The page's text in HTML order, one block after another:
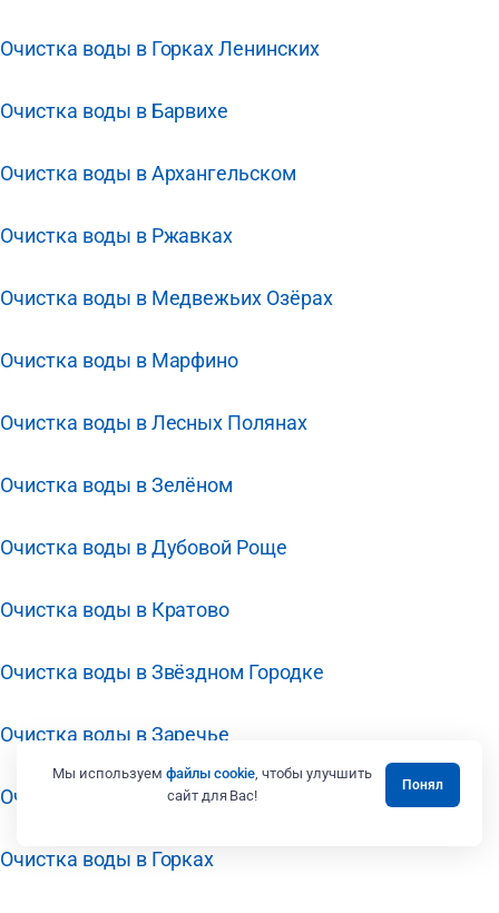
Очистка воды в Горках Ленинских
Очистка воды в Барвихе
Очистка воды в Архангельском
Очистка воды в Ржавках
Очистка воды в Медвежьих Озёрах
Очистка воды в Марфино
Очистка воды в Лесных Полянах
Очистка воды в Зелёном
Очистка воды в Дубовой Роще
Очистка воды в Кратово
Очистка воды в Звёздном Городке
Очистка воды в Заречье
Очистка воды в Загорянском
Очистка воды в Горках
Мы используем файлы cookie, чтобы улучшить
сайт для Вас!
Понял